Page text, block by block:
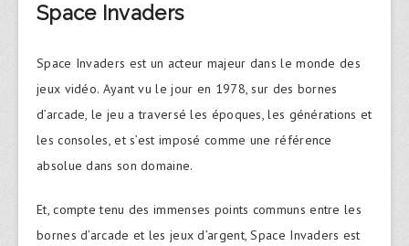
Space Invaders
Space Invaders est un acteur majeur dans le monde des
jeux vidéo. Ayant vu le jour en 1978, sur des bornes
d’arcade, le jeu a traversé les époques, les générations et
les consoles, et s’est imposé comme une référence
absolue dans son domaine.
Et, compte tenu des immenses points communs entre les
bornes d’arcade et les jeux d’argent, Space Invaders est